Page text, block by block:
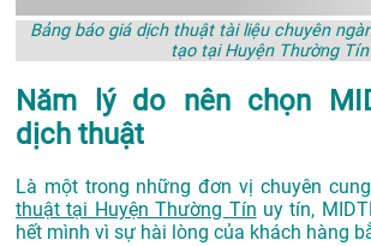
Bảng báo giá dịch thuật tài liệu chuyên
tạo tại Huyện Thường Tín
Năm lý do nên chọn
dịch thuật
Là một trong những đơn vị chuyên
thuật tại Huyện Thường Tín uy tín,
hết mình vì sự hài lòng của khách hàng